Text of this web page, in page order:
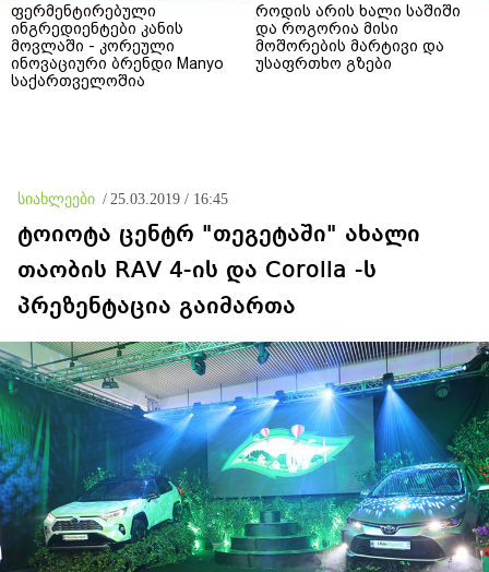
ფერმენტირებული
ინგრედიენტები კანის
მოვლაში - კორეული
ინოვაციური ბრენდი Manyo
საქართველოშია
როდის არის ხალი საშიში
და როგორია მისი
მოშორების მარტივი და
უსაფრთხო გზები
სიახლეები / 25.03.2019 / 16:45
ტოიოტა ცენტრ "თეგეტაში" ახალი
თაობის RAV 4-ის და Corolla -ს
პრეზენტაცია გაიმართა